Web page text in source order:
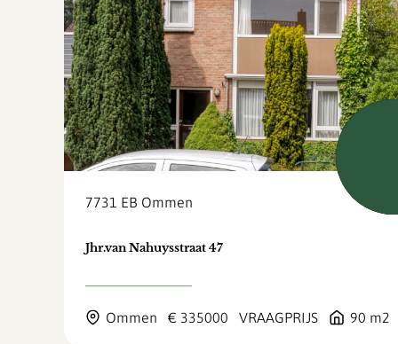
7731 EB Ommen
Jhr.van Nahuysstraat 47
Ommen € 335000 VRAAGPRIJS 90 m2